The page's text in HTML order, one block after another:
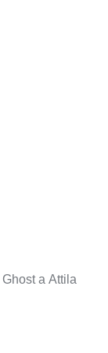
Ghosta Attila